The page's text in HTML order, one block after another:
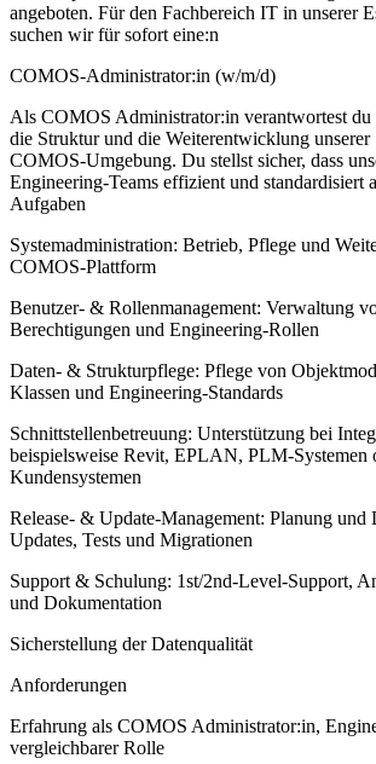
angeboten. Für den Fachbereich IT in unserer
suchen wir für sofort eine:n
COMOS-Administrator:in (w/m/d)
Als COMOS Administrator:in verantwortest du
die Struktur und die Weiterentwicklung unserer
COMOS‑Umgebung. Du stellst sicher, dass
Engineering‑Teams effizient und standardisiert
Aufgaben
Systemadministration: Betrieb, Pflege und
COMOS‑Plattform
Benutzer‑ & Rollenmanagement: Verwaltung
Berechtigungen und Engineering‑Rollen
Daten- & Strukturpflege: Pflege von
Klassen und Engineering‑Standards
Schnittstellenbetreuung: Unterstützung bei
beispielsweise Revit, EPLAN, PLM-Systemen
Kundensystemen
Release‑ & Update‑Management: Planung
Updates, Tests und Migrationen
Support & Schulung: 1st/2nd‑Level‑Support,
und Dokumentation
Sicherstellung der Datenqualität
Anforderungen
Erfahrung als COMOS Administrator:in,
vergleichbarer Rolle